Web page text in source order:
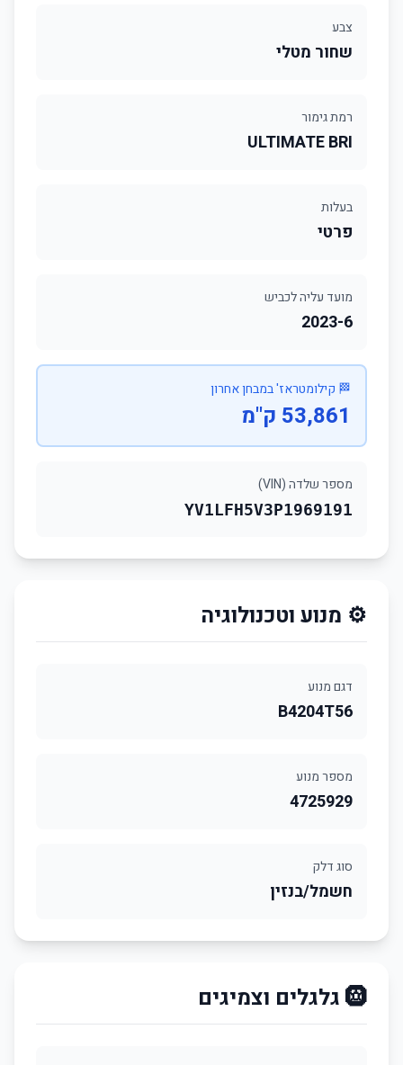
צבע
שחור מטלי
רמת גימור
ULTIMATE BRI
בעלות
פרטי
מועד עליה לכביש
2023-6
🏁 קילומטראז' במבחן אחרון
53,861 ק"מ
מספר שלדה (VIN)
YV1LFH5V3P1969191
⚙️ מנוע וטכנולוגיה
דגם מנוע
B4204T56
מספר מנוע
4725929
סוג דלק
חשמל/בנזין
🛞 גלגלים וצמיגים